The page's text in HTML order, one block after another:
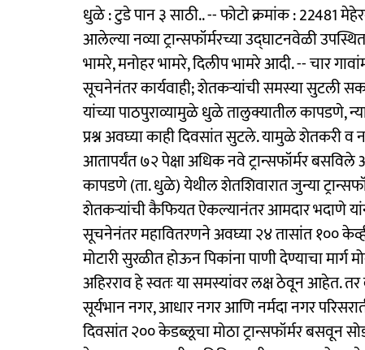
धुळे : टुडे पान ३ साठी.. -- फोटो क्रमांक : 22481
आलेल्या नव्या ट्रान्सफॉर्मरच्या उद्‌घाटनवेळी
भामरे, मनोहर भामरे, दिलीप भामरे आदी. -- चार
सूचनेनंतर कार्यवाही; शेतकऱ्यांची समस्या सुटली
यांच्या पाठपुराव्यामुळे धुळे तालुक्यातील कापडणे,
प्रश्न अवघ्या काही दिवसांत सुटले. यामुळे शेतकरी
आतापर्यंत ७२ पेक्षा अधिक नवे ट्रान्सफॉर्मर बसविले
कापडणे (ता. धुळे) येथील शेतशिवारात जुन्या
शेतकऱ्यांची कैफियत ऐकल्यानंतर आमदार भदाणे
सूचनेनंतर महावितरणने अवघ्या २४ तासांत १००
मोटारी सुरळीत होऊन पिकांना पाणी देण्याचा
अहिरराव हे स्वतः या समस्यांवर लक्ष ठेवून आहेत.
सूर्यभान नगर, आधार नगर आणि नर्मदा नगर
दिवसांत २०० केडब्लूचा मोठा ट्रान्सफॉर्मर बसवून